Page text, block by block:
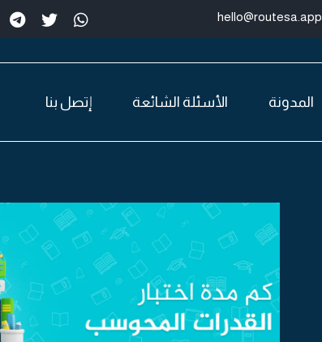
hello@routesa.app
المدونة الأسئلة الشائعة إتصل بنا